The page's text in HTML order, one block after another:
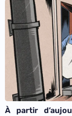
À partir